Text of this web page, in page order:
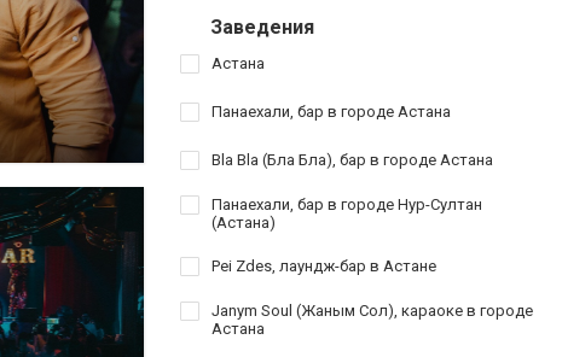
Заведения
Астана
Панаехали, бар в городе Астана
Bla Bla (Бла Бла), бар в городе Астана
Панаехали, бар в городе Нур-Султан
(Астана)
Pei Zdes, лаундж-бар в Астане
Janym Soul (Жаным Сол), караоке в городе
Астана